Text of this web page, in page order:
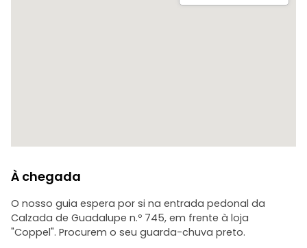
À chegada
O nosso guia espera por si na entrada pedonal da
Calzada de Guadalupe n.º 745, em frente à loja
"Coppel". Procurem o seu guarda-chuva preto.